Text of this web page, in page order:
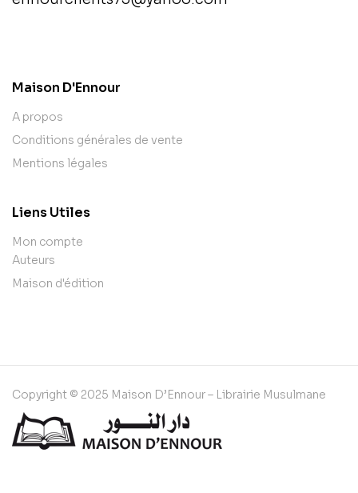
Maison D'Ennour
A propos
Conditions générales de vente
Mentions légales
Liens Utiles
Mon compte
Auteurs
Maison d'édition
Copyright © 2025 Maison D’Ennour – Librairie Musulmane